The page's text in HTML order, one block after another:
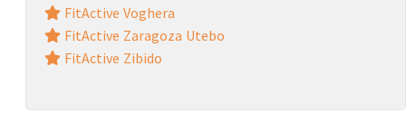
FitActive Voghera
FitActive Zaragoza Utebo
FitActive Zibido